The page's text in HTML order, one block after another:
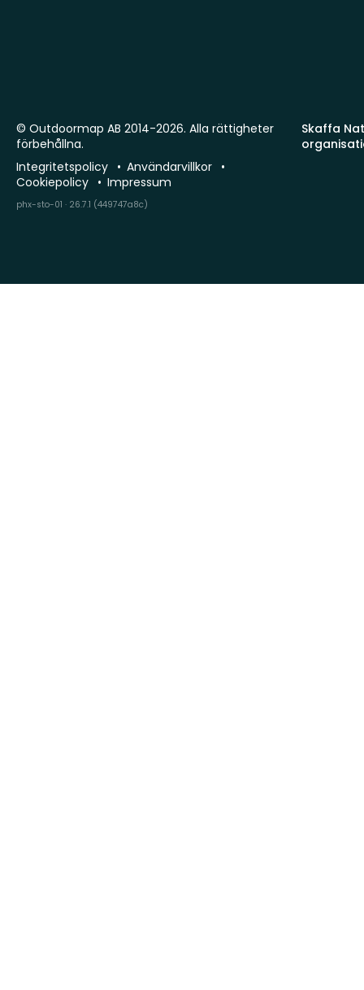
Skaffa
© Outdoormap AB 2014-2026. Alla rättigheter
förbehållna.
Integritetspolicy
Användarvillkor
Cookiepolicy
Impressum
phx-sto-01 · 26.7.1 (449747a8c)